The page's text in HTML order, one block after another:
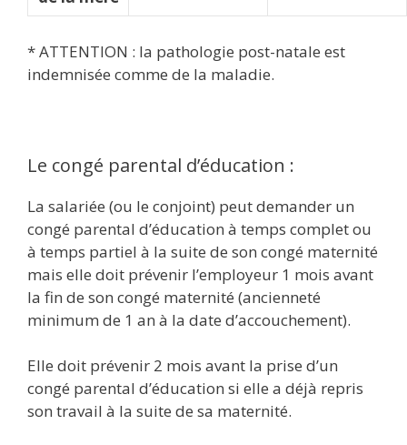
* ATTENTION : la pathologie post-natale est
indemnisée comme de la maladie.
Le congé parental d’éducation :
La salariée (ou le conjoint) peut demander un
congé parental d’éducation à temps complet ou
à temps partiel à la suite de son congé maternité
mais elle doit prévenir l’employeur 1 mois avant
la fin de son congé maternité (ancienneté
minimum de 1 an à la date d’accouchement).
Elle doit prévenir 2 mois avant la prise d’un
congé parental d’éducation si elle a déjà repris
son travail à la suite de sa maternité.